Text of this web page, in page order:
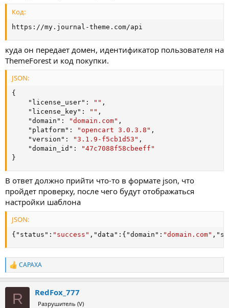
Код:
https://my.journal-theme.com/api
куда он передает домен, идентификатор пользователя на
ThemeForest и код покупки.
JSON:
{
"license_user" : "" ,
"license_key" : "" ,
"domain" : "domain.com" ,
"platform" : "opencart 3.0.3.8" ,
"version" : "3.1.9-f5cb1d53" ,
"domain_id" :
"47c7088f58cbeeff"
}
В ответ должно прийти что-то в формате json, что
пройдет проверку, после чего будут отображаться
настройки шаблона
JSON:
{ "status" : "success" , "data" : { "domain" : "domain.com" ,
Р
е
CAPAXA
R RedFox_777
Разрушитель (V)